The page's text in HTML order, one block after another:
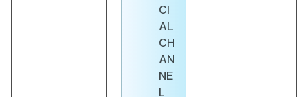
CI
AL
CH
AN
NE
L